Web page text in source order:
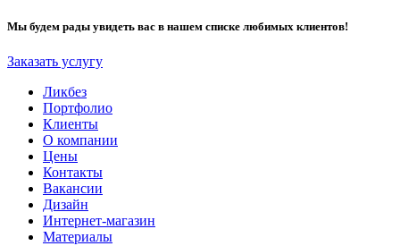
Мы будем рады увидеть вас в нашем списке любимых клиентов!
Заказать услугу
Ликбез
Портфолио
Клиенты
О компании
Цены
Контакты
Вакансии
Дизайн
Интернет-магазин
Материалы